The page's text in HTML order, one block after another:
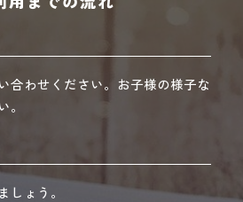
合わせください。お子様の様子な
しょう。